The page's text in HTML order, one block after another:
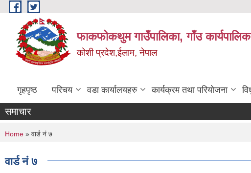
Skip to main content
फाकफोकथुम गाउँपालिका, गाँउ
कोशी प्रदेश,ईलाम, नेपाल
गृहपृष्ठ परिचय वडा कार्यालयहरु कार्यक्रम तथा परियोजना
समाचार
You are here
Home » वार्ड नं ७
वार्ड नं ७